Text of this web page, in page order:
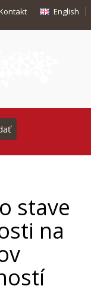
English
stave
na